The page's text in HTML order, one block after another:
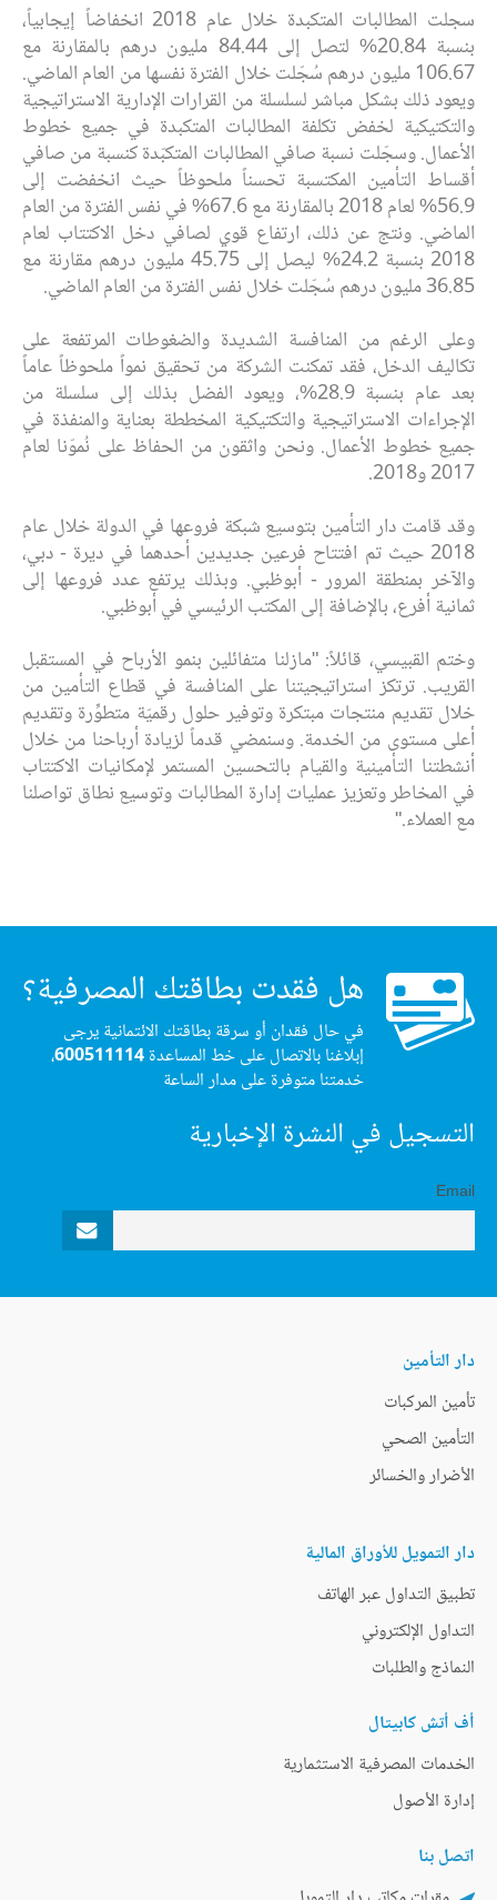
سجلت المطالبات المتكبدة خلال عام 2018 انخفاضاً إيجابياً،
بنسبة 20.84% لتصل إلى 84.44 مليون درهم بالمقارنة مع
106.67 مليون درهم سُجّلت خلال الفترة نفسها من العام الماضي.
ويعود ذلك بشكل مباشر لسلسلة من القرارات الإدارية الاستراتيجية
والتكتيكية لخفض تكلفة المطالبات المتكبدة في جميع خطوط
الأعمال. وسجّلت نسبة صافي المطالبات المتكبّدة كنسبة من صافي
أقساط التأمين المكتسبة تحسناً ملحوظاً حيث انخفضت إلى
56.9% لعام 2018 بالمقارنة مع 67.6% في نفس الفترة من العام
الماضي. ونتج عن ذلك، ارتفاع قوي لصافي دخل الاكتتاب لعام
2018 بنسبة 24.2% ليصل إلى 45.75 مليون درهم مقارنة مع
36.85 مليون درهم سُجّلت خلال نفس الفترة من العام الماضي.
وعلى الرغم من المنافسة الشديدة والضغوطات المرتفعة على
تكاليف الدخل، فقد تمكنت الشركة من تحقيق نمواً ملحوظاً عاماً
بعد عام بنسبة 28.9%، ويعود الفضل بذلك إلى سلسلة من
الإجراءات الاستراتيجية والتكتيكية المخططة بعناية والمنفذة في
جميع خطوط الأعمال. ونحن واثقون من الحفاظ على نُموّنا لعام
2017 و2018.
وقد قامت دار التأمين بتوسيع شبكة فروعها في الدولة خلال عام
2018 حيث تم افتتاح فرعين جديدين أحدهما في ديرة - دبي،
والآخر بمنطقة المرور - أبوظبي. وبذلك يرتفع عدد فروعها إلى
ثمانية أفرع، بالإضافة إلى المكتب الرئيسي في أبوظبي.
وختم القبيسي، قائلاً: "مازلنا متفائلين بنمو الأرباح في المستقبل
القريب. ترتكز استراتيجيتنا على المنافسة في قطاع التأمين من
خلال تقديم منتجات مبتكرة وتوفير حلول رقميّة متطوِّرة وتقديم
أعلى مستوى من الخدمة. وسنمضي قدماً لزيادة أرباحنا من خلال
أنشطتنا التأمينية والقيام بالتحسين المستمر لإمكانيات الاكتتاب
في المخاطر وتعزيز عمليات إدارة المطالبات وتوسيع نطاق تواصلنا
مع العملاء."
هل فقدت بطاقتك المصرفية؟
في حال فقدان أو سرقة بطاقتك الائتمانية يرجى
إبلاغنا بالاتصال على خط المساعدة600511114،
خدمتنا متوفرة على مدار الساعة
التسجيل في النشرة الإخبارية
Email
دار التأمين
تأمين المركبات
التأمين الصحي
الأضرار والخسائر
دار التمويل للأوراق المالية
تطبيق التداول عبر الهاتف
التداول الإلكتروني
النماذج والطلبات
أف أتش كابيتال
الخدمات المصرفية الاستثمارية
إدارة الأصول
اتصل بنا